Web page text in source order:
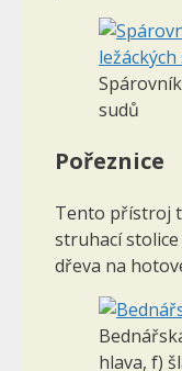
sudů
Pořeznice
Tento přístroj
struhací
dřeva na
hlava, f)